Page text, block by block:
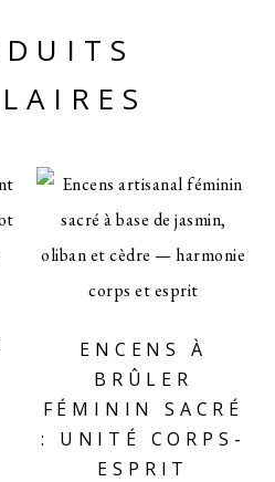
ENCENS À
BRÛLER
FÉMININ SACRÉ
: UNITÉ CORPS-
ESPRIT